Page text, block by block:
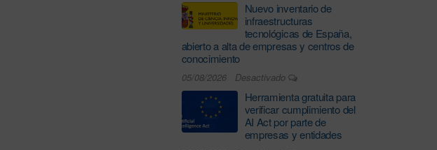
Nuevo inventario de
infraestructuras
tecnológicas de España,
abierto a alta de empresas y centros de
conocimiento
05/08/2026 Desactivado
Herramienta gratuita para
verificar cumplimiento del
AI Act por parte de
empresas y entidades